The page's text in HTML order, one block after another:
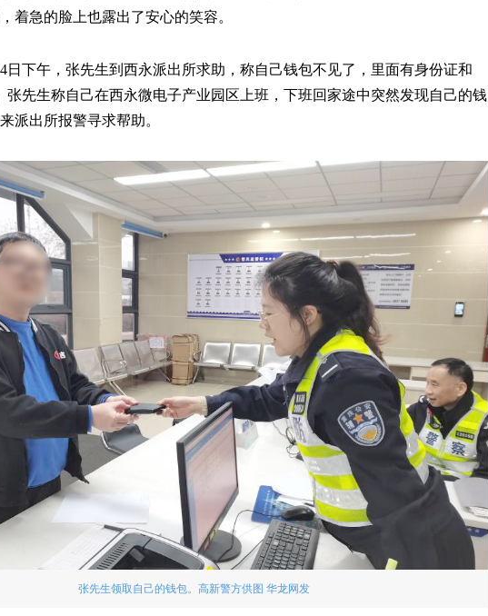
着急的脸上也露出了安心的笑容。
4日下午，张先生到西永派出所求助，称自己钱包不见了，里面有身份证和
张先生称自己在西永微电子产业园区上班，下班回家途中突然发现自己的钱
派出所报警寻求帮助。
张先生领取自己的钱包。高新警方供图 华龙网发